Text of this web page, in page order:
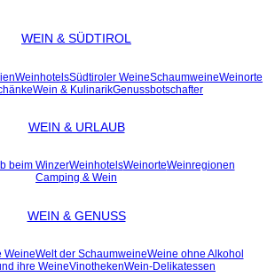
WEIN & SÜDTIROL
WeinhotelsSüdtiroler WeineSchaumweineWeinorte
Wein & KulinarikGenussbotschafter
WEIN & URLAUB
beim WinzerWeinhotelsWeinorteWeinregionen
Camping & Wein
WEIN & GENUSS
WeineWelt der SchaumweineWeine ohne Alkohol
ihre WeineVinothekenWein-Delikatessen